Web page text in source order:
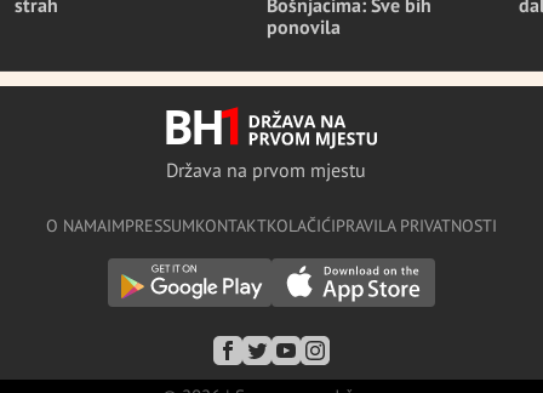
ponovila
Država na prvom mjestu
O NAMAIMPRESSUMKONTAKTKOLAČIĆIPRAVILA PRIVATNOSTI